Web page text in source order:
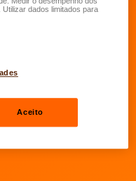
dados limitados para
Aceito